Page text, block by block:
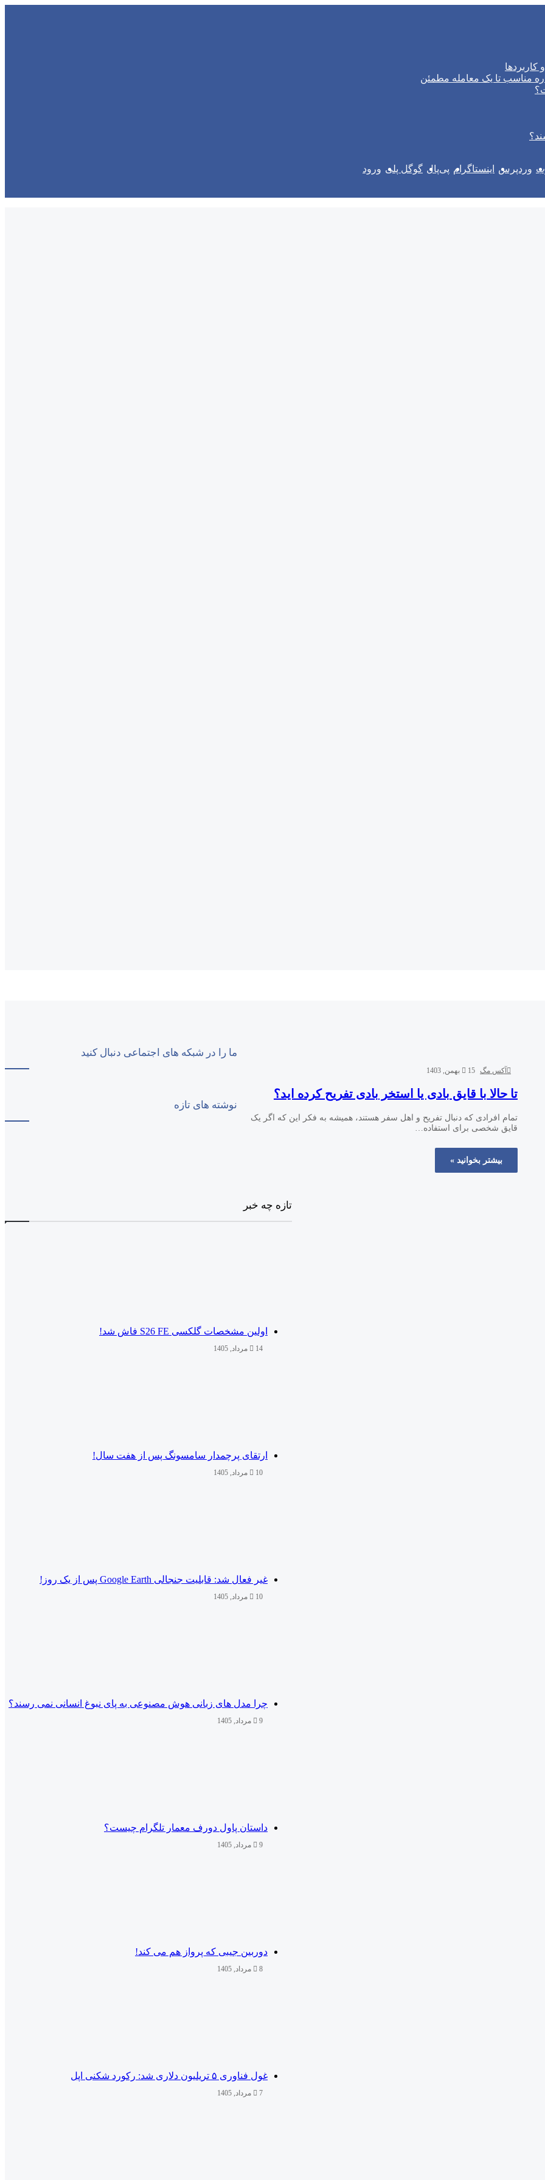
کاربردها
مناسب تا یک معامله مطمئن
وردپرس اینستاگرام پی‌پال گوگل پلی ورود
آکس مگ 15 بهمن, 1403
تا حالا با قایق بادی یا استخر بادی تفریح کرده اید؟
تمام افرادی که دنبال تفریح و اهل سفر هستند، همیشه به فکر این که اگر یک
قایق شخصی برای استفاده…
بیشتر بخوانید »
تازه چه خبر
اولین مشخصات گلکسی S26 FE فاش شد!
14 مرداد, 1405
ارتقای پرچمدار سامسونگ پس از هفت سال!
10 مرداد, 1405
غیر فعال شد: قابلیت جنجالی Google Earth پس از یک روز!
10 مرداد, 1405
چرا مدل‌ های زبانی هوش مصنوعی به پای نبوغ انسانی نمی‌ رسند؟
9 مرداد, 1405
داستان پاول دورف معمار تلگرام چیست؟
9 مرداد, 1405
دوربین جیبی که پرواز هم می‌ کند!
8 مرداد, 1405
غول فناوری ۵ تریلیون دلاری شد: رکورد شکنی اپل
7 مرداد, 1405
ما را در شبکه های اجتماعی دنبال کنید
نوشته های تازه